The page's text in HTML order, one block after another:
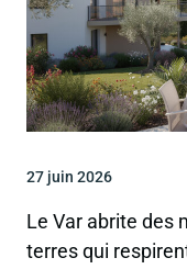
27 juin 2026
Le Var abrite des
terres qui